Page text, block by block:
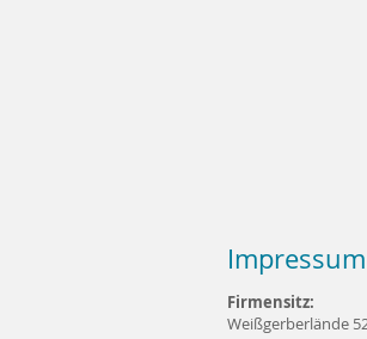
Impressum
Firmensitz:
Weißgerberlände